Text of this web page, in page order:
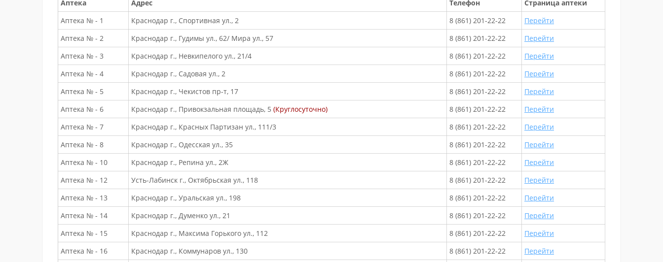
Аптека Адрес Телефон
Страница аптеки
Аптека № - 1
Краснодар г., Спортивная ул., 2 8 (861) 201-22-22
Перейти
Аптека № - 2
Краснодар г., Гудимы ул., 62/ Мира ул., 57 8 (861) 201-22-22
Перейти
Аптека № - 3
Краснодар г., Невкипелого ул., 21/4 8 (861) 201-22-22
Перейти
Аптека № - 4
Краснодар г., Садовая ул., 2 8 (861) 201-22-22
Перейти
Аптека № - 5
Краснодар г., Чекистов пр-т, 17 8 (861) 201-22-22
Перейти
Аптека № - 6
Краснодар г., Привокзальная площадь, 5 (Круглосуточно) 8 (861) 201-22-22
Перейти
Аптека № - 7
Краснодар г., Красных Партизан ул., 111/3 8 (861) 201-22-22
Перейти
Аптека № - 8
Краснодар г., Одесская ул., 35 8 (861) 201-22-22
Перейти
Аптека № - 10
Краснодар г., Репина ул., 2Ж 8 (861) 201-22-22
Перейти
Аптека № - 12
Усть-Лабинск г., Октябрьская ул., 118 8 (861) 201-22-22
Перейти
Аптека № - 13
Краснодар г., Уральская ул., 198 8 (861) 201-22-22
Перейти
Аптека № - 14
Краснодар г., Думенко ул., 21 8 (861) 201-22-22
Перейти
Аптека № - 15
Краснодар г., Максима Горького ул., 112 8 (861) 201-22-22
Перейти
Аптека № - 16
Краснодар г., Коммунаров ул., 130 8 (861) 201-22-22
Перейти